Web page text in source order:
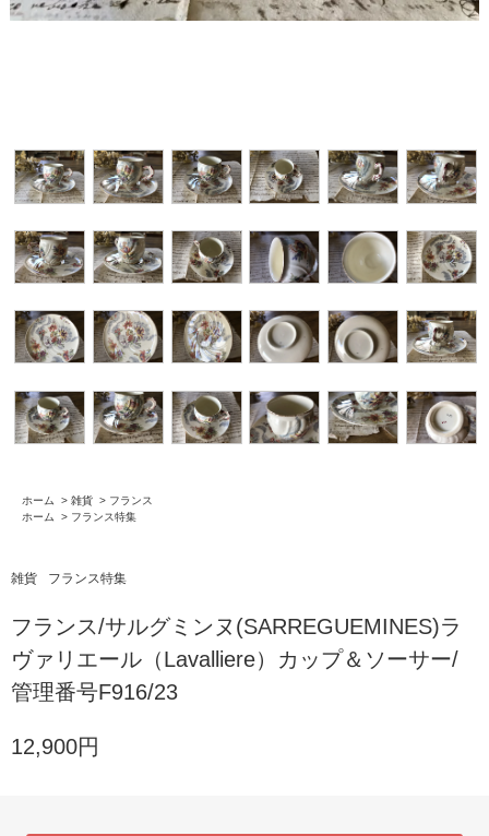
ホーム > 雑貨 > フランス
ホーム
> フランス特集
雑貨 フランス特集
フランス/サルグミンヌ(SARREGUEMINES)ラ
ヴァリエール（Lavalliere）カップ＆ソーサー/
管理番号F916/23
12,900円